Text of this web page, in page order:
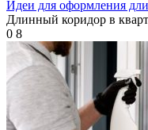
Идеи для оформления
Длинный коридор в
0 8